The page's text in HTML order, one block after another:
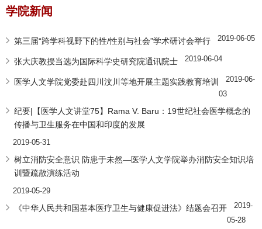
学院新闻
第三届“跨学科视野下的性/性别与社会”学术研讨会举行 2019-06-05
张大庆教授当选为国际科学史研究院通讯院士 2019-06-04
医学人文学院党委赴四川汶川等地开展主题实践教育培训
2019-06-
03
纪要|【医学人文讲堂75】Rama V. Baru：19世纪社会医学概念的
传播与卫生服务在中国和印度的发展
2019-05-31
树立消防安全意识 防患于未然—医学人文学院举办消防安全知识培
训暨疏散演练活动
2019-05-29
《中华人民共和国基本医疗卫生与健康促进法》结题会召开
2019-
05-28